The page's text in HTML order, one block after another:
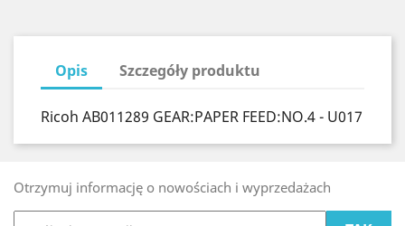
Opis Szczegóły produktu
Ricoh AB011289 GEAR:PAPER FEED:NO.4 - U017
Otrzymuj informację o nowościach i wyprzedażach